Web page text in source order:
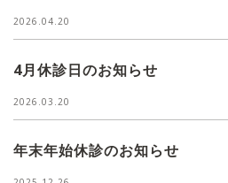
2026.04.20
4月休診日のお知らせ
2026.03.20
年末年始休診のお知らせ